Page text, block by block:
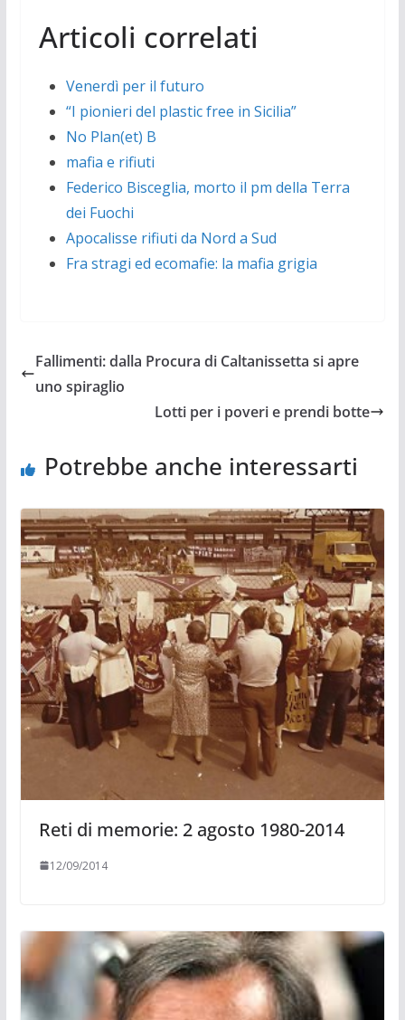
Articoli correlati
Venerdì per il futuro
“I pionieri del plastic free in Sicilia”
No Plan(et) B
mafia e rifiuti
Federico Bisceglia, morto il pm della Terra
dei Fuochi
Apocalisse rifiuti da Nord a Sud
Fra stragi ed ecomafie: la mafia grigia
Fallimenti: dalla Procura di Caltanissetta si apre
uno spiraglio
Lotti per i poveri e prendi botte
Potrebbe anche interessarti
Reti di memorie: 2 agosto 1980-2014
12/09/2014